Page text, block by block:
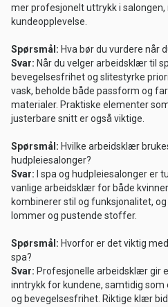
mer profesjonelt uttrykk i salongen,
kundeopplevelse.
Spørsmål: Hva bør du vurdere når
Svar: Når du velger arbeidsklær til
bevegelsesfrihet og slitestyrke
vask, beholde både passform og
materialer. Praktiske elementer
justerbare snitt er også viktige.
Spørsmål: Hvilke arbeidsklær
hudpleiesalonger?
Svar: I spa og hudpleiesalonger er
vanlige arbeidsklær for både
kombinerer stil og funksjonalitet,
lommer og pustende stoffer.
Spørsmål: Hvorfor er det viktig
spa?
Svar: Profesjonelle arbeidsklær gir
inntrykk for kundene, samtidig
og bevegelsesfrihet. Riktige klær